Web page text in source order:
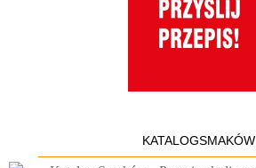
KATALOGSMAKÓW